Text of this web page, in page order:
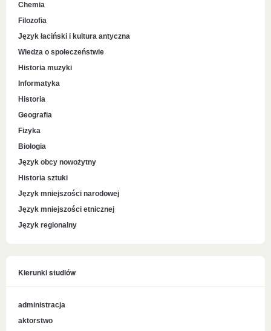
Chemia
Filozofia
Język łaciński i kultura antyczna
Wiedza o społeczeństwie
Historia muzyki
Informatyka
Historia
Geografia
Fizyka
Biologia
Język obcy nowożytny
Historia sztuki
Język mniejszości narodowej
Język mniejszości etnicznej
Język regionalny
Kierunki studiów
administracja
aktorstwo